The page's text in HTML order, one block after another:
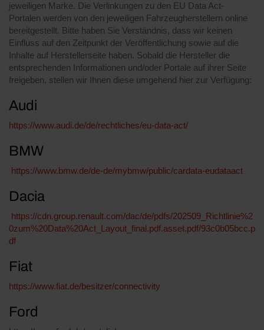
jeweiligen Marke. Die Verlinkungen zu den EU Data Act-
Portalen werden von den jeweiligen Fahrzeugherstellern online
bereitgestellt. Bitte haben Sie Verständnis, dass wir keinen
Einfluss auf den Zeitpunkt der Veröffentlichung sowie auf die
Inhalte auf Herstellerseite haben. Sobald die Hersteller die
entsprechenden Informationen und/oder Portale auf ihrer Seite
freigeben, stellen wir Ihnen diese umgehend hier zur Verfügung:
Audi
https://www.audi.de/de/rechtliches/eu-data-act/
BMW
https://www.bmw.de/de-de/mybmw/public/cardata-eudataact
Dacia
https://cdn.group.renault.com/dac/de/pdfs/202509_Richtlinie%2
0zum%20Data%20Act_Layout_final.pdf.asset.pdf/93c0b05bcc.p
df
Fiat
https://www.fiat.de/besitzer/connectivity
Ford